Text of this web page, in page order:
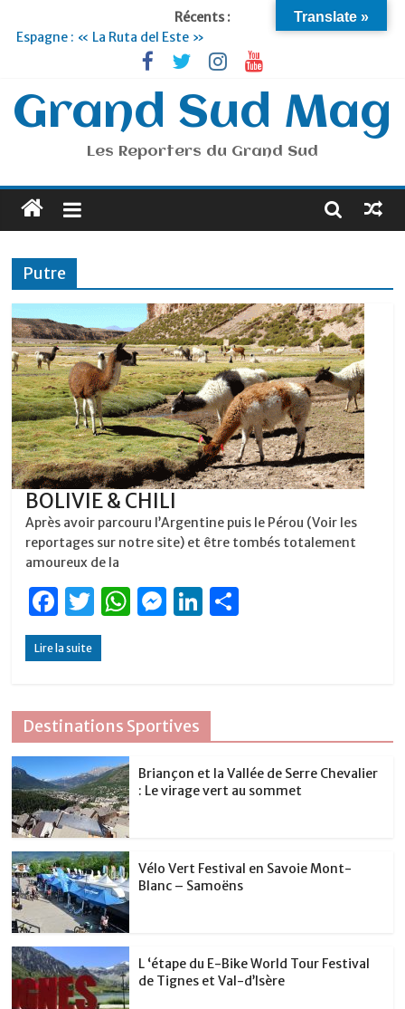
Récents :
Espagne : « La Ruta del Este »
Lyon : « Cirque Imagine »… Retour le 19 Septembre !
Briançon et la Vallée de Serre Chevalier : Le virage vert au
sommet
Je suis en Voyage
Portugal : « Tout l’Alentejo à pied »
Grand Sud Mag
Les Reporters du Grand Sud
Putre
BOLIVIE & CHILI
Après avoir parcouru l’Argentine puis le Pérou (Voir les
reportages sur notre site) et être tombés totalement
amoureux de la
F
a
c
b
o
o
k
T
w
it
r
W
A
p
p
M
n
g
er
Li
dI
n
Lire la suite
Destinations Sportives
Briançon et la Vallée de Serre Chevalier
: Le virage vert au sommet
Vélo Vert Festival en Savoie Mont-
Blanc – Samoëns
L ‘étape du E-Bike World Tour Festival
de Tignes et Val-d’Isère
Translate »